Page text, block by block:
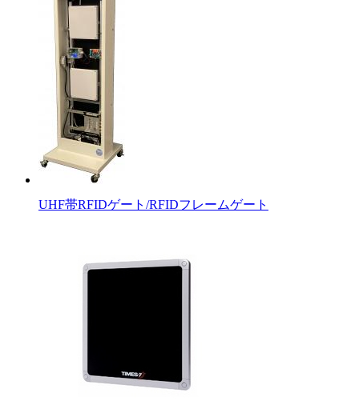
UHF帯RFIDゲート/RFIDフレームゲート